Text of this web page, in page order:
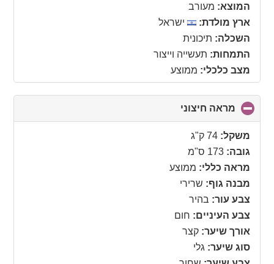
המוצא: מעורב
ארץ מולדת:
ישראל
השכלה: תיכונית
התמחות: תעשייה וייצור
מצב כלכלי: ממוצע
מראה חיצוני
to
משקל: 74 ק"ג
גובה: 173 ס"מ
מראה כללי: ממוצע
מבנה גוף: שרירי
צבע עור: בהיר
צבע העיניים: חום
אורך שיער: קצר
סוג שיער: גלי